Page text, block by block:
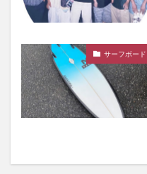
サーフボード